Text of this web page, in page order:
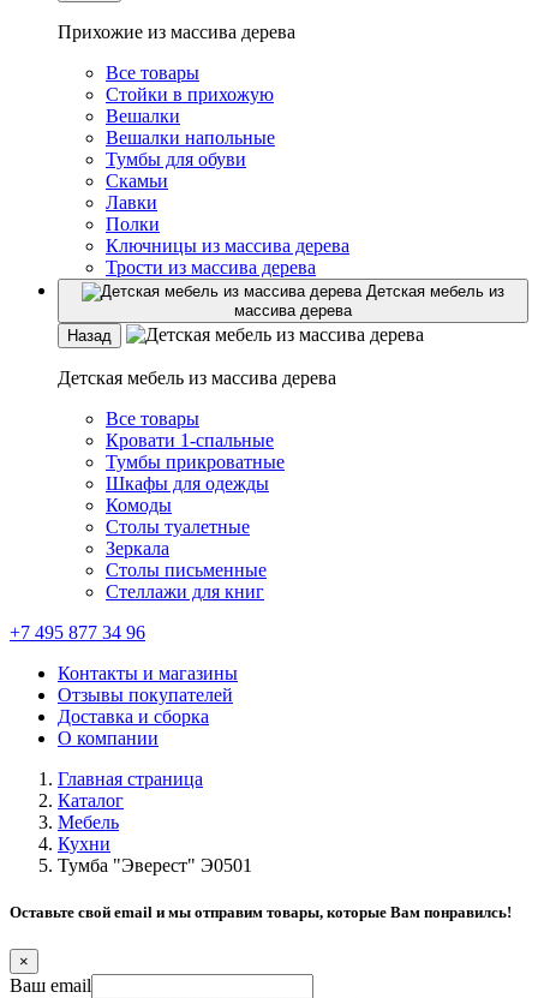
Прихожие из массива дерева
Все товары
Стойки в прихожую
Вешалки
Вешалки напольные
Тумбы для обуви
Скамьи
Лавки
Полки
Ключницы из массива дерева
Трости из массива дерева
Детская мебель из
массива дерева
Назад
Детская мебель из массива дерева
Все товары
Кровати 1-спальные
Тумбы прикроватные
Шкафы для одежды
Комоды
Столы туалетные
Зеркала
Столы письменные
Стеллажи для книг
+7 495 877 34 96
Контакты и магазины
Отзывы покупателей
Доставка и сборка
О компании
Главная страница
Каталог
Мебель
Кухни
Тумба "Эверест" Э0501
Оставьте свой email и мы отправим товары, которые Вам понравилсь!
×
Ваш email